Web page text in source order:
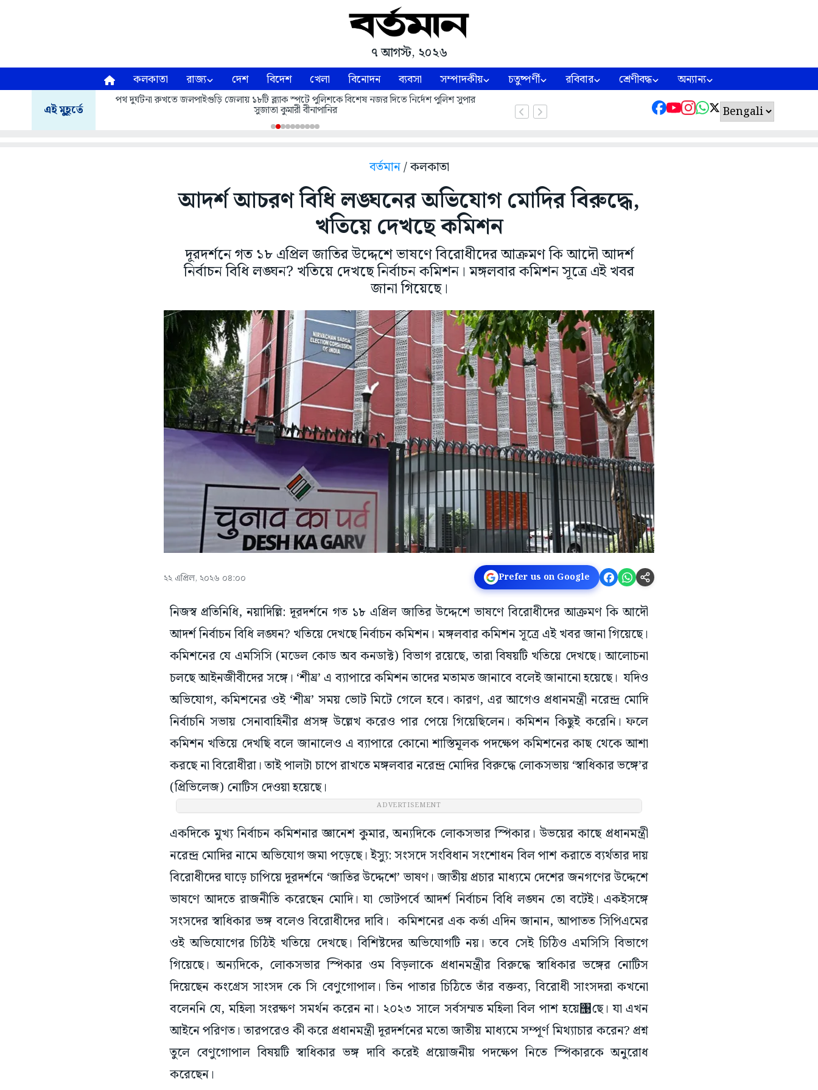
৭ আগস্ট, ২০২৬
কলকাতা রাজ্য দেশ বিদেশ খেলা বিনোদন ব্যবসা সম্পাদকীয় চতুষ্পর্ণী রবিবার শ্রেণীবদ্ধ অন্যান্য
এই মুহূর্তে
পথ দুর্ঘটনা রুখতে জলপাইগুড়ি জেলায় ১৮টি ব্ল্যাক স্পটে পুলিশকে বিশেষ নজর দিতে নির্দেশ পুলিশ সুপার
সুজাতা কুমারী বীনাপানির
বর্তমান/ কলকাতা
আদর্শ আচরণ বিধি লঙ্ঘনের অভিযোগ মোদির বিরুদ্ধে,
খতিয়ে দেখছে কমিশন
দূরদর্শনে গত ১৮ এপ্রিল জাতির উদ্দেশে ভাষণে বিরোধীদের আক্রমণ কি আদৌ আদর্শ
নির্বাচন বিধি লঙ্ঘন? খতিয়ে দেখছে নির্বাচন কমিশন। মঙ্গলবার কমিশন সূত্রে এই খবর
জানা গিয়েছে।
২২ এপ্রিল, ২০২৬ ০৪:০০ Prefer us on Google
নিজস্ব প্রতিনিধি, নয়াদিল্লি: দূরদর্শনে গত ১৮ এপ্রিল জাতির উদ্দেশে ভাষণে বিরোধীদের আক্রমণ কি আদৌ
আদর্শ নির্বাচন বিধি লঙ্ঘন? খতিয়ে দেখছে নির্বাচন কমিশন। মঙ্গলবার কমিশন সূত্রে এই খবর জানা গিয়েছে।
কমিশনের যে এমসিসি (মডেল কোড অব কনডাক্ট) বিভাগ রয়েছে, তারা বিষয়টি খতিয়ে দেখছে। আলোচনা
চলছে আইনজীবীদের সঙ্গে। ‘শীঘ্র’ এ ব্যাপারে কমিশন তাদের মতামত জানাবে বলেই জানানো হয়েছে। যদিও
অভিযোগ, কমিশনের ওই ‘শীঘ্র’ সময় ভোট মিটে গেলে হবে। কারণ, এর আগেও প্রধানমন্ত্রী নরেন্দ্র মোদি
নির্বাচনি সভায় সেনাবাহিনীর প্রসঙ্গ উল্লেখ করেও পার পেয়ে গিয়েছিলেন। কমিশন কিছুই করেনি। ফলে
কমিশন খতিয়ে দেখছি বলে জানালেও এ ব্যাপারে কোনো শাস্তিমূলক পদক্ষেপ কমিশনের কাছ থেকে আশা
করছে না বিরোধীরা। তাই পালটা চাপে রাখতে মঙ্গলবার নরেন্দ্র মোদির বিরুদ্ধে লোকসভায় ‘স্বাধিকার ভঙ্গে’র
(প্রিভিলেজ) নোটিস দেওয়া হয়েছে।
ADVERTISEMENT
একদিকে মুখ্য নির্বাচন কমিশনার জ্ঞানেশ কুমার, অন্যদিকে লোকসভার স্পিকার। উভয়ের কাছে প্রধানমন্ত্রী
নরেন্দ্র মোদির নামে অভিযোগ জমা পড়েছে। ইস্যু: সংসদে সংবিধান সংশোধন বিল পাশ করাতে ব্যর্থতার দায়
বিরোধীদের ঘাড়ে চাপিয়ে দূরদর্শনে ‘জাতির উদ্দেশে’ ভাষণ। জাতীয় প্রচার মাধ্যমে দেশের জনগণের উদ্দেশে
ভাষণে আদতে রাজনীতি করেছেন মোদি। যা ভোটপর্বে আদর্শ নির্বাচন বিধি লঙ্ঘন তো বটেই। একইসঙ্গে
সংসদের স্বাধিকার ভঙ্গ বলেও বিরোধীদের দাবি। কমিশনের এক কর্তা এদিন জানান, আপাতত সিপিএমের
ওই অভিযোগের চিঠিই খতিয়ে দেখছে। বিশিষ্টদের অভিযোগটি নয়। তবে সেই চিঠিও এমসিসি বিভাগে
গিয়েছে। অন্যদিকে, লোকসভার স্পিকার ওম বিড়লাকে প্রধানমন্ত্রীর বিরুদ্ধে স্বাধিকার ভঙ্গের নোটিস
দিয়েছেন কংগ্রেস সাংসদ কে সি বেণুগোপাল। তিন পাতার চিঠিতে তাঁর বক্তব্য, বিরোধী সাংসদরা কখনো
বলেননি যে, মহিলা সংরক্ষণ সমর্থন করেন না। ২০২৩ সালে সর্বসম্মত মহিলা বিল পাশ হয়ে঩ছে। যা এখন
আইনে পরিণত। তারপরেও কী করে প্রধানমন্ত্রী দূরদর্শনের মতো জাতীয় মাধ্যমে সম্পূর্ণ মিথ্যাচার করেন? প্রশ্ন
তুলে বেণুগোপাল বিষয়টি স্বাধিকার ভঙ্গ দাবি করেই প্রয়োজনীয় পদক্ষেপ নিতে স্পিকারকে অনুরোধ
করেছেন।